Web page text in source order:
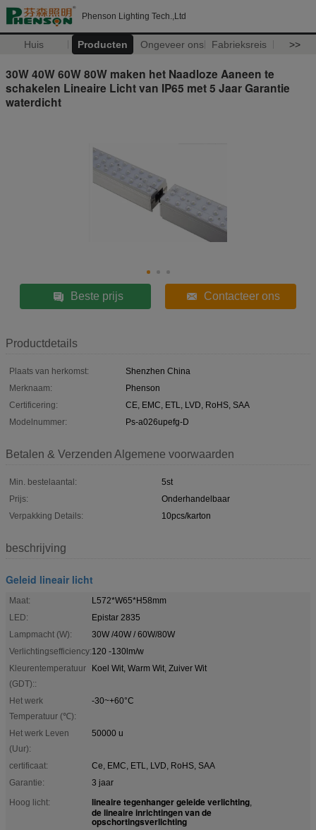
Phenson Lighting Tech.,Ltd
Huis Producten Ongeveer ons Fabrieksreis >>
30W 40W 60W 80W maken het Naadloze Aaneen te
schakelen Lineaire Licht van IP65 met 5 Jaar Garantie
waterdicht
Beste prijs Contacteer ons
Productdetails
Plaats van herkomst:
Shenzhen China
Merknaam:
Phenson
Certificering:
CE, EMC, ETL, LVD, RoHS, SAA
Modelnummer:
Ps-a026upefg-D
Betalen & Verzenden Algemene voorwaarden
Min. bestelaantal:
5st
Prijs:
Onderhandelbaar
Verpakking Details:
10pcs/karton
beschrijving
Geleid lineair licht
Maat:
L572*W65*H58mm
LED:
Epistar 2835
Lampmacht (W):
30W /40W / 60W/80W
Verlichtingsefficiency:120 -130lm/w
Kleurentemperatuur
(GDT)::
Koel Wit, Warm Wit, Zuiver Wit
Het werk
Temperatuur (℃):
-30~+60°C
Het werk Leven
(Uur):
50000 u
certificaat:
Ce, EMC, ETL, LVD, RoHS, SAA
Garantie:
3 jaar
Hoog licht:
lineaire tegenhanger geleide verlichting,
de lineaire inrichtingen van de
opschortingsverlichting